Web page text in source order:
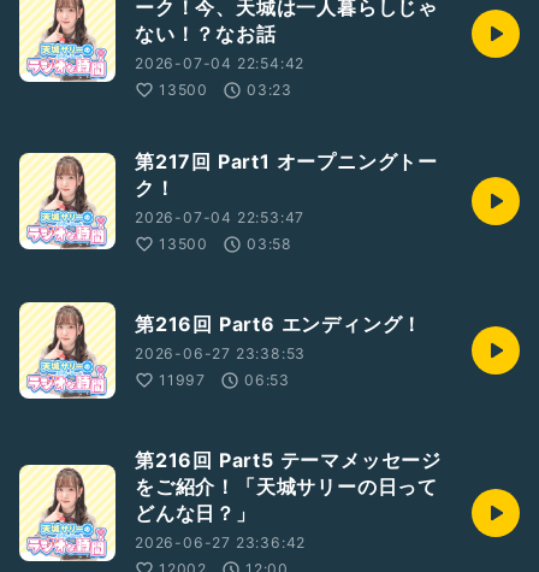
ーク！今、天城は一人暮らしじゃ
ない！？なお話
2026-07-04 22:54:42
13500
03:23
第217回 Part1 オープニングトー
ク！
2026-07-04 22:53:47
13500
03:58
第216回 Part6 エンディング！
2026-06-27 23:38:53
11997
06:53
第216回 Part5 テーマメッセージ
をご紹介！「天城サリーの日って
どんな日？」
2026-06-27 23:36:42